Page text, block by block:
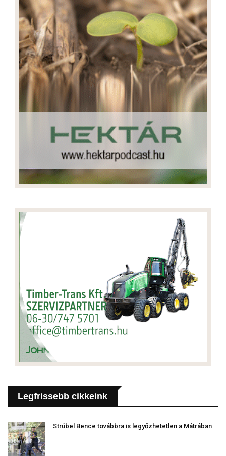
Legfrissebb cikkeink
Strúbel Bence továbbra is legyőzhetetlen a Mátrában